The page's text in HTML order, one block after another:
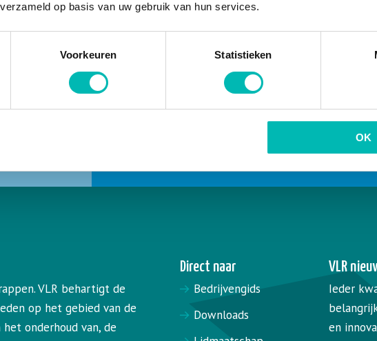
op basis van uw gebruik van hun services.
Voorkeuren Statistieken
OK
Samen
we je
VLR behartigt de
op het gebied van de
onderhoud van, de
Direct naar
Bedrijvengids
Downloads
VLR
Ieder
en